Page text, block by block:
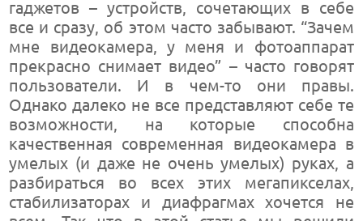
гаджетов – устройств, сочетающих в себе
все и сразу, об этом часто забывают. “Зачем
мне видеокамера, у меня и фотоаппарат
прекрасно снимает видео” – часто говорят
пользователи. И в чем-то они правы.
Однако далеко не все представляют себе те
возможности, на которые способна
качественная современная видеокамера в
умелых (и даже не очень умелых) руках, а
разбираться во всех этих мегапикселах,
стабилизаторах и диафрагмах хочется не